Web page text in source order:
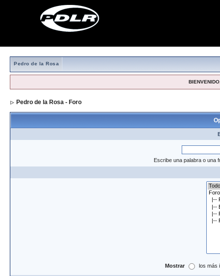
Pedro de la Rosa
Pedro de la Rosa - Foro
Escribe una palabra o una
Mostrar los más